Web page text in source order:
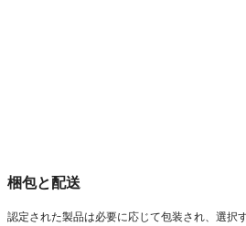
梱包と配送
認定された製品は必要に応じて包装され、選択